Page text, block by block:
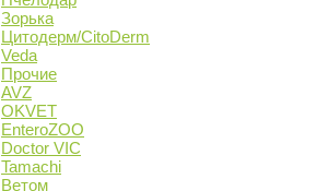
Зорька
Цитодерм/CitoDerm
Veda
Прочие
AVZ
OKVET
EnteroZOO
Doctor VIC
Tamachi
Ветом